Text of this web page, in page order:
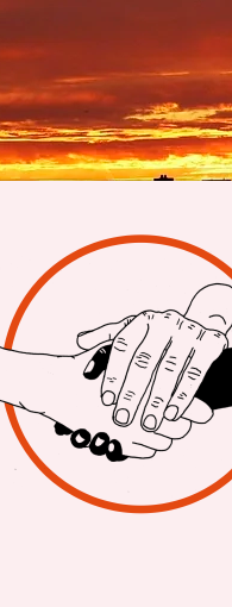
Aus
Mittags ist
rötlich
also
Zuerst